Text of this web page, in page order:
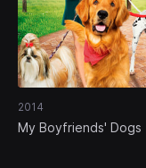
2014
My Boyfriends' Dogs